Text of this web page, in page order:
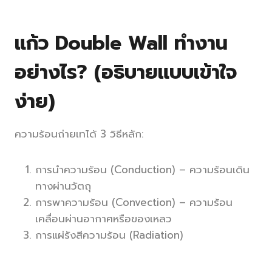
แก้ว Double Wall ทำงาน
อย่างไร? (อธิบายแบบเข้าใจ
ง่าย)
ความร้อนถ่ายเทได้ 3 วิธีหลัก:
การนำความร้อน (Conduction) – ความร้อนเดิน
ทางผ่านวัตถุ
การพาความร้อน (Convection) – ความร้อน
เคลื่อนผ่านอากาศหรือของเหลว
การแผ่รังสีความร้อน (Radiation)